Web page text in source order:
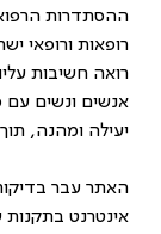
ההסתדרות
רופאות ורופאי
רואה חשיבות
אנשים ונשים עם
יעילה ומהנה,
האתר עבר
אינטרנט בתקנות